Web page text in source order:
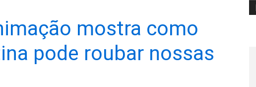
mostra como
pode roubar nossas